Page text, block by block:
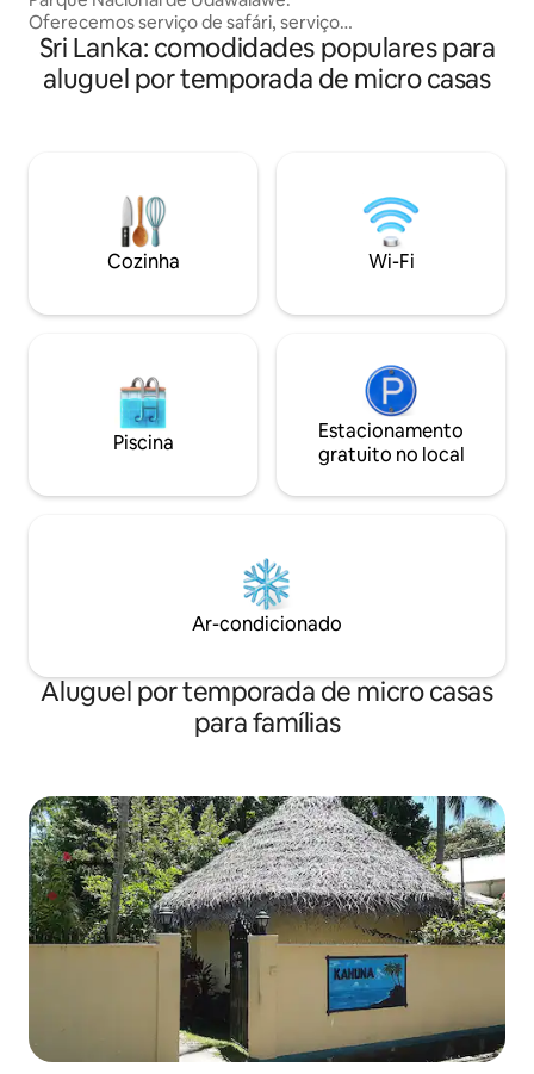
Oferecemos serviço de safári, serviço
de táxi. Temos um restaurante. Café da
manhã, almoço e jantar podem ser
preparados. Temos serviço de táxi. Táxi
experientes podem ser fornecidos com
binóculos. Rawana Wild e Green Park
trabalhando juntos. Organizando safári
visitando a Casa de Trânsito de Elefantes
casal ou uma
cama extra.
Sri Lanka: comodidades populares para
aluguel por temporada de micro casas
Cozinha Wi-Fi
Piscina
Estacionamento
gratuito no local
Ar-condicionado
Aluguel por temporada de micro casas
para famílias